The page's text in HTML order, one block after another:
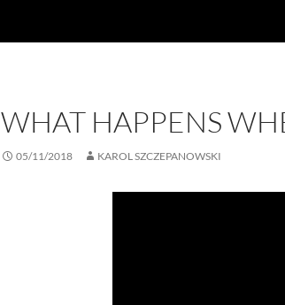
WHAT HAPPENS
05/11/2018 KAROL SZCZEPANOWSKI